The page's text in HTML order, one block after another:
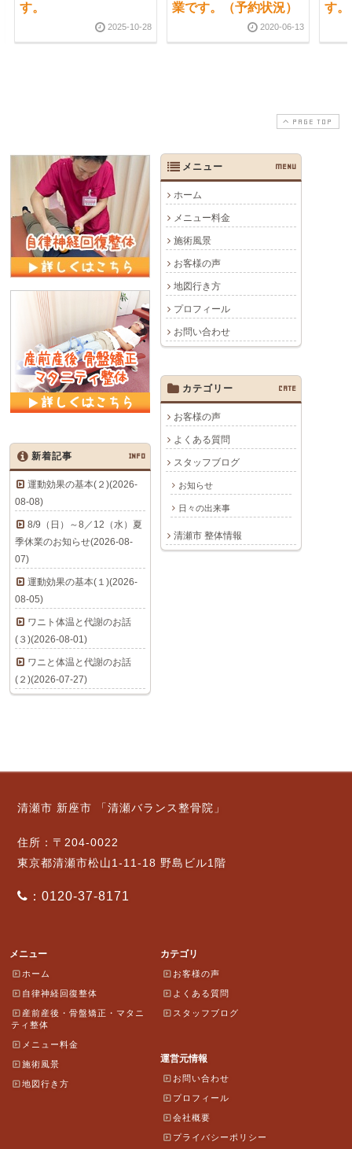
す。
2025-10-28
業です。（予約状況）
2020-06-13
す。
PAGE TOP
メニュー MENU
ホーム
メニュー料金
施術風景
お客様の声
地図行き方
プロフィール
お問い合わせ
カテゴリー CATE
お客様の声
よくある質問
スタッフブログ
お知らせ
日々の出来事
清瀬市 整体情報
新着記事 INFO
運動効果の基本(２)(2026-
08-08)
8/9（日）～8／12（水）夏
季休業のお知らせ(2026-08-
07)
運動効果の基本(１)(2026-
08-05)
ワニト体温と代謝のお話
(３)(2026-08-01)
ワニと体温と代謝のお話
(２)(2026-07-27)
清瀬市 新座市 「清瀬バランス整骨院」
住所：〒204-0022
東京都清瀬市松山1-11-18 野島ビル1階
：0120-37-8171
メニュー
ホーム
自律神経回復整体
産前産後・骨盤矯正・マタニ
ティ整体
メニュー料金
施術風景
地図行き方
カテゴリ
お客様の声
よくある質問
スタッフブログ
運営元情報
お問い合わせ
プロフィール
会社概要
プライバシーポリシー